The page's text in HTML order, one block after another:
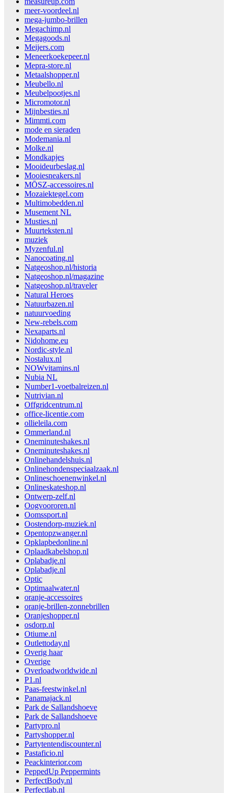
meer-voordeel.nl
mega-jumbo-brillen
Megachimp.nl
Megagoods.nl
Meijers.com
Meneerkoekepeer.nl
Mepra-store.nl
Metaalshopper.nl
Meubello.nl
Meubelpootjes.nl
Micromotor.nl
Mijnbesties.nl
Mimmti.com
mode en sieraden
Modemania.nl
Molke.nl
Mondkapjes
Mooideurbeslag.nl
Mooiesneakers.nl
MŌSZ-accessoires.nl
Mozaiektegel.com
Multimobedden.nl
Musement NL
Musties.nl
Muurteksten.nl
muziek
Myzenful.nl
Nanocoating.nl
Natgeoshop.nl/historia
Natgeoshop.nl/magazine
Natgeoshop.nl/traveler
Natural Heroes
Natuurbazen.nl
natuurvoeding
New-rebels.com
Nexaparts.nl
Nidohome.eu
Nordic-style.nl
Nostalux.nl
NOWvitamins.nl
Nubia NL
Number1-voetbalreizen.nl
Nutrivian.nl
Offgridcentrum.nl
office-licentie.com
ollieleila.com
Ommerland.nl
Oneminuteshakes.nl
Oneminuteshakes.nl
Onlinehandelshuis.nl
Onlinehondenspeciaalzaak.nl
Onlineschoenenwinkel.nl
Onlineskateshop.nl
Ontwerp-zelf.nl
Oogvoororen.nl
Oomssport.nl
Oostendorp-muziek.nl
Opentopzwanger.nl
Opklapbedonline.nl
Oplaadkabelshop.nl
Oplabadje.nl
Oplabadje.nl
Optic
Optimaalwater.nl
oranje-accessoires
oranje-brillen-zonnebrillen
Oranjeshopper.nl
osdorp.nl
Otiume.nl
Outlettoday.nl
Overig haar
Overige
Overloadworldwide.nl
P1.nl
Paas-feestwinkel.nl
Panamajack.nl
Park de Sallandshoeve
Park de Sallandshoeve
Partypro.nl
Partyshopper.nl
Partytentendiscounter.nl
Pastaficio.nl
Peackinterior.com
PeppedUp Peppermints
PerfectBody.nl
Perfectlab.nl